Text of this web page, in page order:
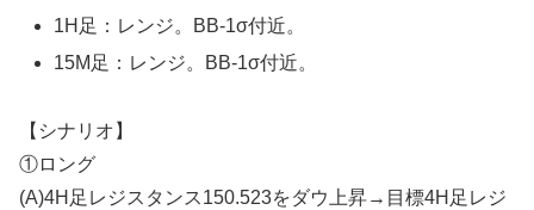
1H足：レンジ。BB-1σ付近。
15M足：レンジ。BB-1σ付近。
【シナリオ】
①ロング
(A)4H足レジスタンス150.523をダウ上昇→目標4H足レジ